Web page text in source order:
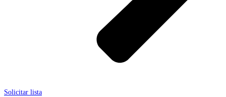
Solicitar lista